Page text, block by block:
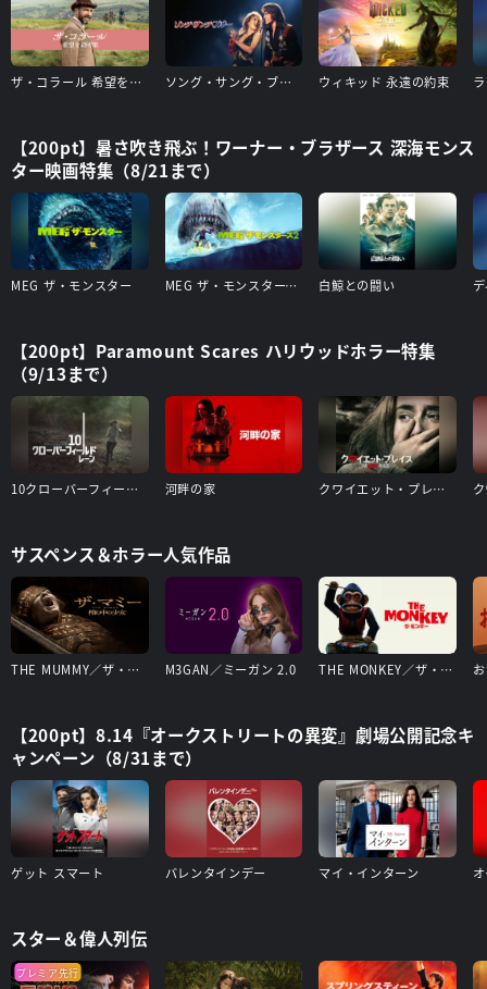
ザ・コラール 希望を紡ぐ歌 ソング・サング・ブルー ウィキッド 永遠の約束
【200pt】暑さ吹き飛ぶ！ワーナー・ブラザース 深海モンス
ター映画特集（8/21まで）
MEG ザ・モンスター MEG ザ・モンスターズ２ 白鯨との闘い
【200pt】Paramount Scares ハリウッドホラー特集
（9/13まで）
10クローバーフィールド・レーン 河畔の家 クワイエット・プレイス
サスペンス＆ホラー人気作品
THE MUMMY／ザ・マミー 棺の中の少女 M3GAN／ミーガン 2.0 THE MONKEY／ザ・モンキー
【200pt】8.14『オークストリートの異変』劇場公開記念キ
ャンペーン（8/31まで）
ゲット スマート バレンタインデー マイ・インターン
スター＆偉人列伝
プレミア先行